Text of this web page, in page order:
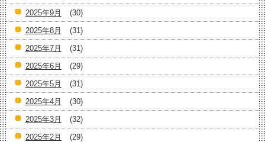
2025年9月
(30)
2025年8月
(31)
2025年7月
(31)
2025年6月
(29)
2025年5月
(31)
2025年4月
(30)
2025年3月
(32)
2025年2月
(29)